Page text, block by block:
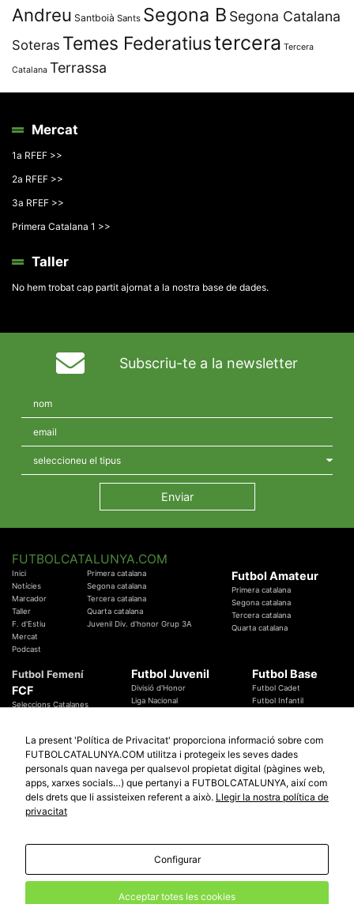
Andreu Santboià Sants Segona B Segona Catalana
Soteras Temes Federatiustercera Tercera
Catalana Terrassa
Mercat
1a RFEF >>
2a RFEF >>
3a RFEF >>
Primera Catalana 1 >>
Taller
No hem trobat cap partit ajornat a la nostra base de dades.
Subscriu-te a la newsletter
FUTBOLCATALUNYA.COM
Inici
Notícies
Marcador
Taller
F. d'Estiu
Mercat
Podcast
Primera catalana
Segona catalana
Tercera catalana
Quarta catalana
Juvenil Div. d'honor Grup 3A
Futbol Amateur
Primera catalana
Segona catalana
Tercera catalana
Quarta catalana
Futbol Femení
FCF
Seleccions Catalanes
Temes Federatius
Futbol Juvenil
Divisió d'Honor
Liga Nacional
Futbol Base
Futbol Cadet
Futbol Infantil
Futbol Catalunya
Promocions
Sortejos
Participació
Especials
Copa Catalunya Absoluta 2019
Copa del Rei 2019 - 2020
© 2010 - 2026FutbolCatalunya.com
redaccio@futbolcatalunya.com
La present 'Política de Privacitat' proporciona informació sobre com
FUTBOLCATALUNYA.COM utilitza i protegeix les seves dades
personals quan navega per qualsevol propietat digital (pàgines web,
apps, xarxes socials…) que pertanyi a FUTBOLCATALUNYA, així com
dels drets que li assisteixen referent a això. Llegir la nostra política de
privacitat
Configurar
Acceptar totes les cookies